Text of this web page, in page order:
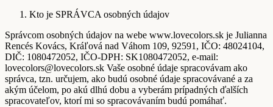
Kto je SPRÁVCA osobných údajov
Správcom osobných údajov na webe www.lovecolors.sk je Julianna
Rencés Kovács, Kráľová nad Váhom 109, 92591, IČO: 48024104,
DIČ: 1080472052, IČO-DPH: SK1080472052, e-mail:
lovecolors@lovecolors.sk Vaše osobné údaje spracovávam ako
správca, tzn. určujem, ako budú osobné údaje spracovávané a za
akým účelom, po akú dlhú dobu a vyberám prípadných ďalších
spracovateľov, ktorí mi so spracovávaním budú pomáhať.